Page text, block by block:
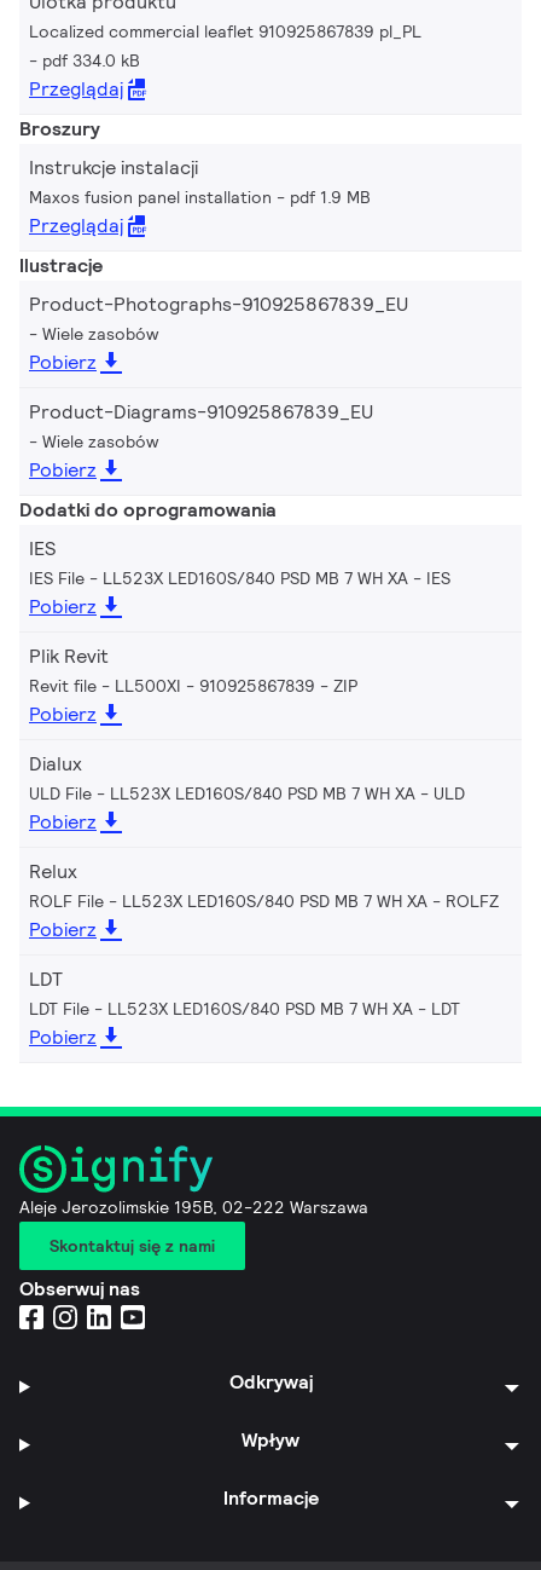
Localized commercial leaflet 910925867839 pl_PL
pdf 334.0 kB
Przeglądaj
Broszury
Instrukcje instalacji
Maxos fusion panel installation pdf 1.9 MB
Przeglądaj
Ilustracje
Product-Photographs-910925867839_EU
Wiele zasobów
Pobierz
Product-Diagrams-910925867839_EU
Wiele zasobów
Pobierz
Dodatki do oprogramowania
IES
IES File - LL523X LED160S/840 PSD MB 7 WH XA IES
Pobierz
Plik Revit
Revit file - LL500XI - 910925867839 ZIP
Pobierz
Dialux
ULD File - LL523X LED160S/840 PSD MB 7 WH XA ULD
Pobierz
Relux
ROLF File - LL523X LED160S/840 PSD MB 7 WH XA ROLFZ
Pobierz
LDT
LDT File - LL523X LED160S/840 PSD MB 7 WH XA LDT
Pobierz
Aleje Jerozolimskie 195B, 02-222 Warszawa
Skontaktuj się z nami
Obserwuj nas
Odkrywaj
Wpływ
Informacje